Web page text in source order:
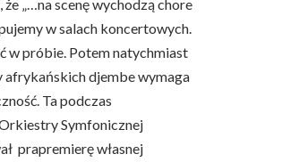
„…na scenę wychodzą chore
w salach koncertowych.
w próbie. Potem natychmiast
afrykańskich djembe wymaga
Ta podczas
Symfonicznej
prapremierę własnej